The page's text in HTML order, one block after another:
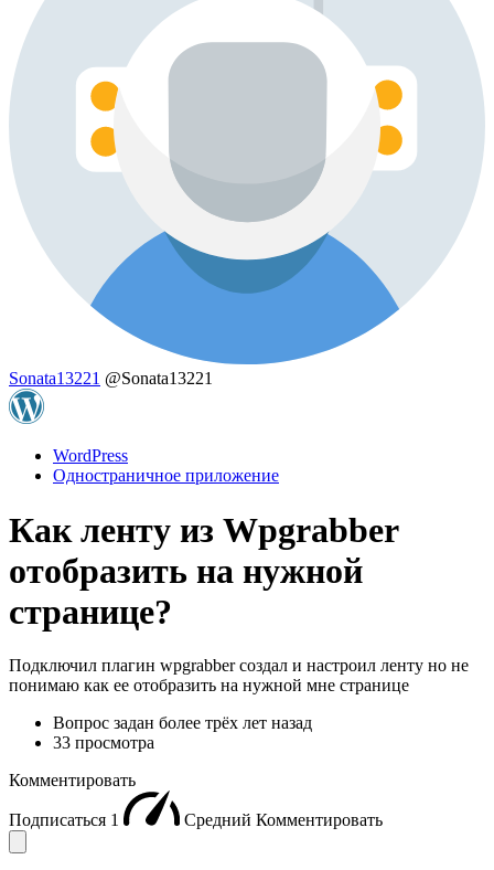
Sonata13221 @Sonata13221
WordPress
Одностраничное приложение
Как ленту из Wpgrabber
отобразить на нужной
странице?
Подключил плагин wpgrabber создал и настроил ленту но не
понимаю как ее отобразить на нужной мне странице
Вопрос задан более трёх лет назад
33 просмотра
Комментировать
Подписаться 1 Средний Комментировать